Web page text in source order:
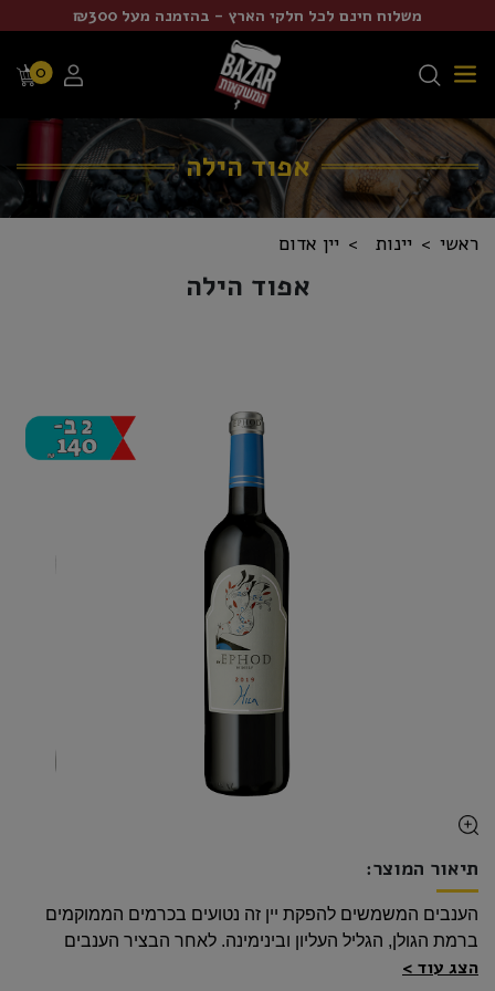
משלוח חינם לכל חלקי הארץ - בהזמנה מעל ₪300
0
אפוד הילה
ראשי יינות יין אדום
אפוד הילה
תיאור המוצר:
הענבים המשמשים להפקת יין זה נטועים בכרמים הממוקמים
ברמת הגולן, הגליל העליון ובינימינה. לאחר הבציר הענבים
מועברים לסחיטה עדינה ותסיסה בטמפרטורה מבוקרת על מנת
הצג עוד